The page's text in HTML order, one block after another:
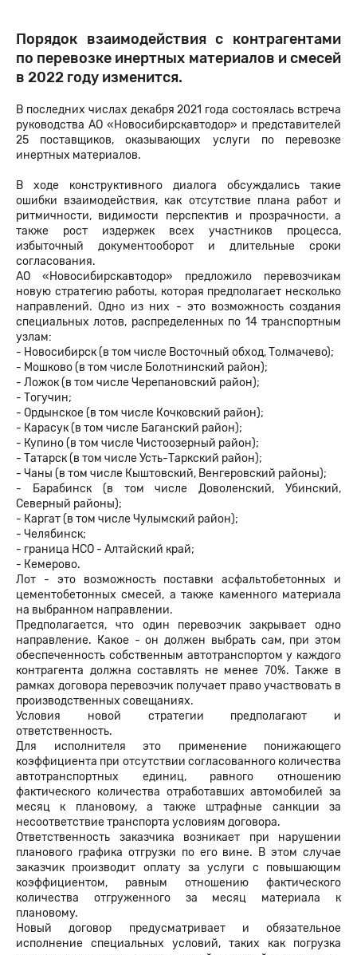
Порядок взаимодействия с контрагентами
по перевозке инертных материалов и смесей
в 2022 году изменится.
В последних числах декабря 2021 года состоялась встреча
руководства АО «Новосибирскавтодор» и представителей
25 поставщиков, оказывающих услуги по перевозке
инертных материалов.
В ходе конструктивного диалога обсуждались такие
ошибки взаимодействия, как отсутствие плана работ и
ритмичности, видимости перспектив и прозрачности, а
также рост издержек всех участников процесса,
избыточный документооборот и длительные сроки
согласования.
АО «Новосибирскавтодор» предложило перевозчикам
новую стратегию работы, которая предполагает несколько
направлений. Одно из них - это возможность создания
специальных лотов, распределенных по 14 транспортным
узлам:
- Новосибирск (в том числе Восточный обход, Толмачево);
- Мошково (в том числе Болотнинский район);
- Ложок (в том числе Черепановский район);
- Тогучин;
- Ордынское (в том числе Кочковский район);
- Карасук (в том числе Баганский район);
- Купино (в том числе Чистоозерный район);
- Татарск (в том числе Усть-Таркский район);
- Чаны (в том числе Кыштовский, Венгеровский районы);
- Барабинск (в том числе Доволенский, Убинский,
Северный районы);
- Каргат (в том числе Чулымский район);
- Челябинск;
- граница НСО - Алтайский край;
- Кемерово.
Лот - это возможность поставки асфальтобетонных и
цементобетонных смесей, а также каменного материала
на выбранном направлении.
Предполагается, что один перевозчик закрывает одно
направление. Какое - он должен выбрать сам, при этом
обеспеченность собственным автотранспортом у каждого
контрагента должна составлять не менее 70%. Также в
рамках договора перевозчик получает право участвовать в
производственных совещаниях.
Условия новой стратегии предполагают и
ответственность.
Для исполнителя это применение понижающего
коэффициента при отсутствии согласованного количества
автотранспортных единиц, равного отношению
фактического количества отработавших автомобилей за
месяц к плановому, а также штрафные санкции за
несоответствие транспорта условиям договора.
Ответственность заказчика возникает при нарушении
планового графика отгрузки по его вине. В этом случае
заказчик производит оплату за услуги с повышающим
коэффициентом, равным отношению фактического
количества отгруженного за месяц материала к
плановому.
Новый договор предусматривает и обязательное
исполнение специальных условий, таких как погрузка